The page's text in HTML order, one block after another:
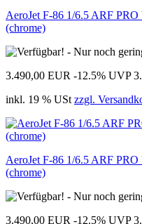
AeroJet F-86 1/6.5 ARF PRO
(chrome)
3.490,00 EUR -12.5% UVP
inkl. 19 % USt zzgl.
AeroJet F-86 1/6.5 ARF PRO
(chrome)
3.490,00 EUR -12.5% UVP